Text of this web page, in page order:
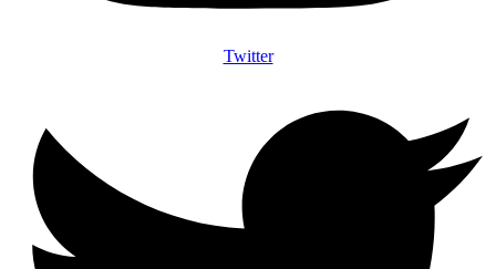
Twitter